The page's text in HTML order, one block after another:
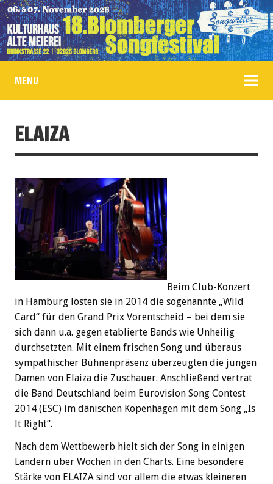
MENU
ELAIZA
Beim Club-Konzert
in Hamburg lösten sie in 2014 die sogenannte „Wild
Card“ für den Grand Prix Vorentscheid – bei dem sie
sich dann u.a. gegen etablierte Bands wie Unheilig
durchsetzten. Mit einem frischen Song und überaus
sympathischer Bühnenpräsenz überzeugten die jungen
Damen von Elaiza die Zuschauer. Anschließend vertrat
die Band Deutschland beim Eurovision Song Contest
2014 (ESC) im dänischen Kopenhagen mit dem Song „Is
It Right“.
Nach dem Wettbewerb hielt sich der Song in einigen
Ländern über Wochen in den Charts. Eine besondere
Stärke von ELAIZA sind vor allem die etwas kleineren